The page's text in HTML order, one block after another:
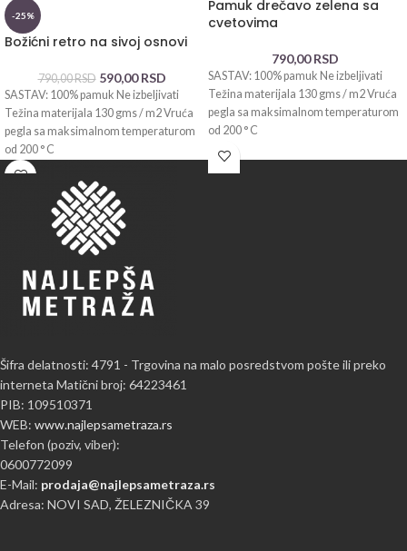
-25%
Božićni retro na sivoj osnovi
790,00RSD 590,00RSD
SASTAV: 100% pamuk Ne izbeljivati
Težina materijala 130 gms / m2 Vruća
pegla sa maksimalnom temperaturom
od 200 ° C
Pamuk drečavo zelena sa
cvetovima
790,00RSD
SASTAV: 100% pamuk Ne izbeljivati
Težina materijala 130 gms / m2 Vruća
pegla sa maksimalnom temperaturom
od 200 ° C
Šifra delatnosti: 4791 - Trgovina na malo posredstvom pošte ili preko
interneta Matični broj: 64223461
PIB: 109510371
WEB: www.najlepsametraza.rs
Telefon (poziv, viber):
0600772099
E-Mail: prodaja@najlepsametraza.rs
Adresa: NOVI SAD, ŽELEZNIČKA 39